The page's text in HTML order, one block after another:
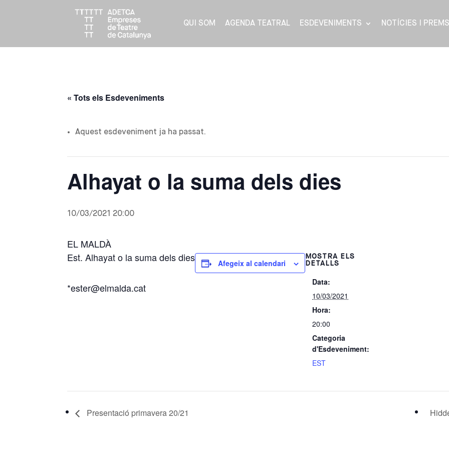
QUI SOM AGENDA TEATRAL ESDEVENIMENTS NOTÍCIES I
« Tots els Esdeveniments
Aquest esdeveniment ja ha passat.
Alhayat o la suma dels dies
10/03/2021 20:00
EL MALDÀ
Est. Alhayat o la suma dels dies
*ester@elmalda.cat
Afegeix al calendari
MOSTRA ELS
DETALLS
Data:
10/03/2021
Hora:
20:00
Categoria
d'Esdeveniment:
EST
Presentació primavera 20/21